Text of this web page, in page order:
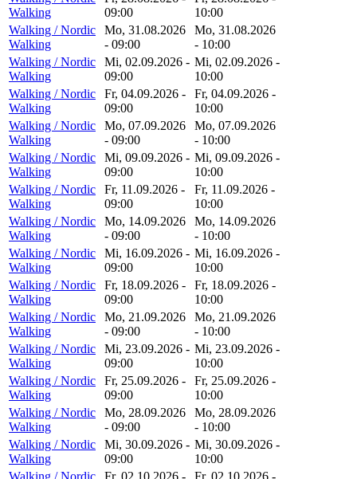
Walking
09:00
10:00
Walking / Nordic
Walking
Mo, 31.08.2026
- 09:00
Mo, 31.08.2026
- 10:00
Walking / Nordic
Walking
Mi, 02.09.2026 -
09:00
Mi, 02.09.2026 -
10:00
Walking / Nordic
Walking
Fr, 04.09.2026 -
09:00
Fr, 04.09.2026 -
10:00
Walking / Nordic
Walking
Mo, 07.09.2026
- 09:00
Mo, 07.09.2026
- 10:00
Walking / Nordic
Walking
Mi, 09.09.2026 -
09:00
Mi, 09.09.2026 -
10:00
Walking / Nordic
Walking
Fr, 11.09.2026 -
09:00
Fr, 11.09.2026 -
10:00
Walking / Nordic
Walking
Mo, 14.09.2026
- 09:00
Mo, 14.09.2026
- 10:00
Walking / Nordic
Walking
Mi, 16.09.2026 -
09:00
Mi, 16.09.2026 -
10:00
Walking / Nordic
Walking
Fr, 18.09.2026 -
09:00
Fr, 18.09.2026 -
10:00
Walking / Nordic
Walking
Mo, 21.09.2026
- 09:00
Mo, 21.09.2026
- 10:00
Walking / Nordic
Walking
Mi, 23.09.2026 -
09:00
Mi, 23.09.2026 -
10:00
Walking / Nordic
Walking
Fr, 25.09.2026 -
09:00
Fr, 25.09.2026 -
10:00
Walking / Nordic
Walking
Mo, 28.09.2026
- 09:00
Mo, 28.09.2026
- 10:00
Walking / Nordic
Walking
Mi, 30.09.2026 -
09:00
Mi, 30.09.2026 -
10:00